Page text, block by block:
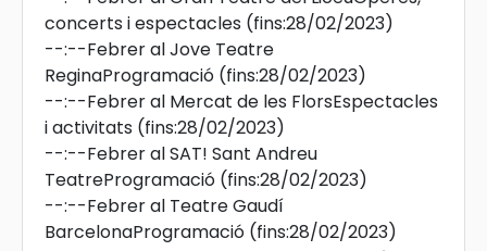
concerts i espectacles (fins:28/02/2023)
--:--Febrer al Jove Teatre
ReginaProgramació (fins:28/02/2023)
--:--Febrer al Mercat de les FlorsEspectacles
i activitats (fins:28/02/2023)
--:--Febrer al SAT! Sant Andreu
TeatreProgramació (fins:28/02/2023)
--:--Febrer al Teatre Gaudí
BarcelonaProgramació (fins:28/02/2023)